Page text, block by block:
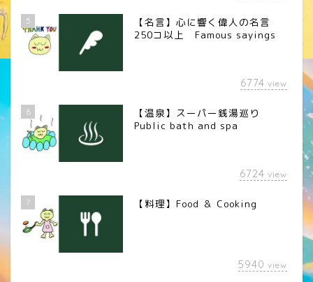
5
【名言】心に響く偉人の名言
250コ以上 Famous sayings
6774 view
6
【温泉】スーパー銭湯巡り
Public bath and spa
6724 view
7 【料理】Food ＆ Cooking
5940 view